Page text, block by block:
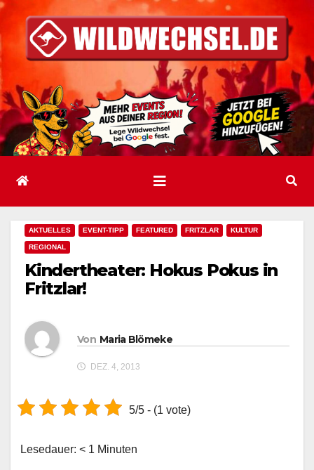
Inhalt
springen
AKTUELLES EVENT-TIPP FEATURED FRITZLAR KULTUR
REGIONAL
Kindertheater: Hokus Pokus in
Fritzlar!
Von Maria Blömeke
DEZ. 4, 2013
5/5 - (1 vote)
Lesedauer: < 1 Minuten